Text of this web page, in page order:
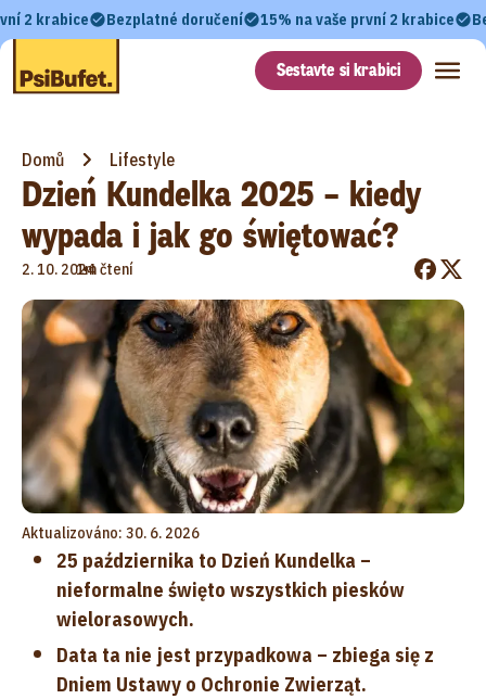
2 krabice Bezplatné doručení 15% na vaše první 2 krabice
Sestavte si krabici
Domů Lifestyle
Dzień Kundelka 2025 – kiedy
wypada i jak go świętować?
2. 10. 2024
•
1m čtení
Aktualizováno: 30. 6. 2026
25 października to Dzień Kundelka –
nieformalne święto wszystkich piesków
wielorasowych.
Data ta nie jest przypadkowa – zbiega się z
Dniem Ustawy o Ochronie Zwierząt.